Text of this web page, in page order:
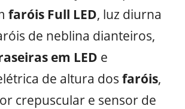
faróis Full LED, luz diurna
de neblina dianteiros,
em LED e
de altura dos faróis,
crepuscular e sensor de